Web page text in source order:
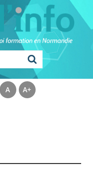
A A+